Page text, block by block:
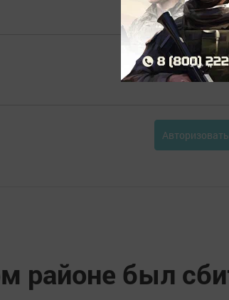
районе был